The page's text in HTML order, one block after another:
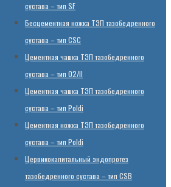
сустава – тип SF
Бесцементная ножка ТЭП тазобедренного
сустава – тип CSC
Цементная чашка ТЭП тазобедренного
сустава – тип 02/II
Цементная чашка ТЭП тазобедренного
сустава – тип Poldi
Цементная ножка ТЭП тазобедренного
сустава – тип Poldi
Цервикокапитальный эндопротез
тазобедренного сустава – тип CSB